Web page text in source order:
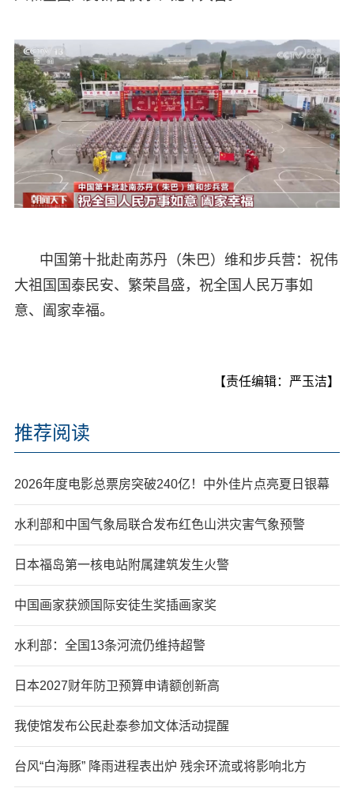
中国第十批赴南苏丹（朱巴）维和步兵营：祝伟
大祖国国泰民安、繁荣昌盛，祝全国人民万事如
意、阖家幸福。
【责任编辑：严玉洁】
推荐阅读
2026年度电影总票房突破240亿！中外佳片点亮夏日银幕
水利部和中国气象局联合发布红色山洪灾害气象预警
日本福岛第一核电站附属建筑发生火警
中国画家获颁国际安徒生奖插画家奖
水利部：全国13条河流仍维持超警
日本2027财年防卫预算申请额创新高
我使馆发布公民赴泰参加文体活动提醒
台风“白海豚” 降雨进程表出炉 残余环流或将影响北方